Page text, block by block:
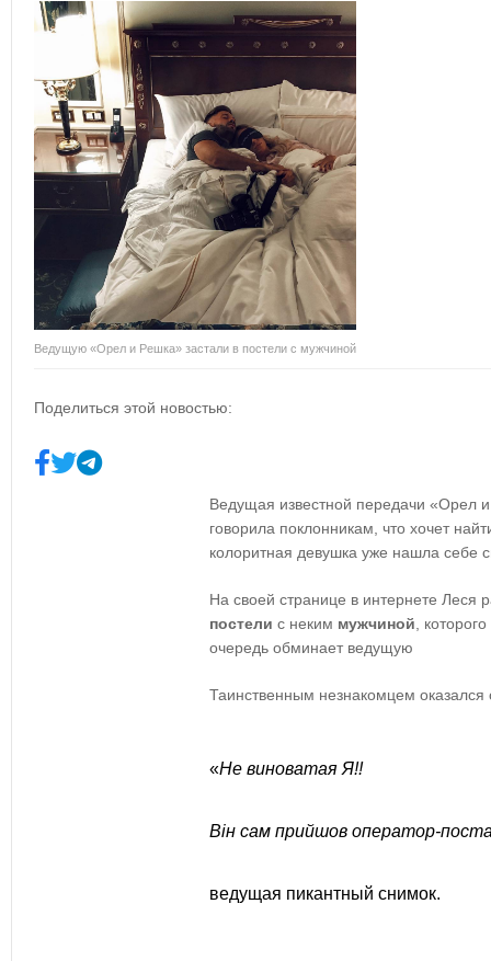
Ведущую «Орел и Решка» застали в постели с мужчиной
Поделиться этой новостью:
Ведущая известной передачи «Орел
говорила поклонникам, что хочет
колоритная девушка уже нашла себе
На своей странице в интернете Леся
постели с неким мужчиной ,
очередь обминает ведущую
Таинственным незнакомцем оказался
«Не виноватая Я!!
Він сам прийшов оператор-
ведущая пикантный снимок.